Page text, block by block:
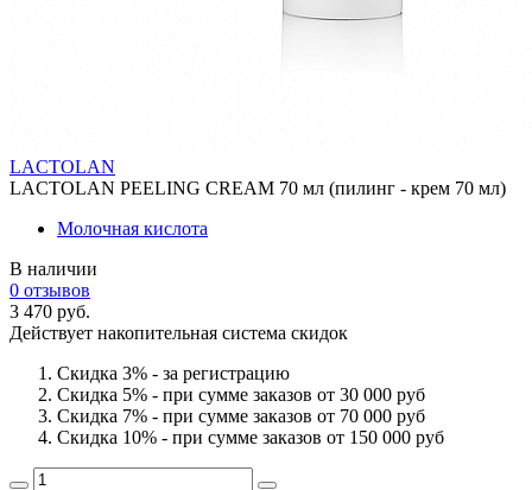
LACTOLAN
LACTOLAN PEELING CREAM 70 мл (пилинг - крем 70 мл)
Молочная кислота
В наличии
0 отзывов
3 470 руб.
Действует накопительная система скидок
Скидка 3% - за регистрацию
Скидка 5% - при сумме заказов от 30 000 руб
Скидка 7% - при сумме заказов от 70 000 руб
Скидка 10% - при сумме заказов от 150 000 руб